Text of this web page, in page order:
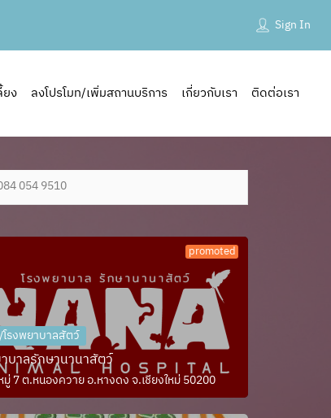
Sign In
ง ลงโปรโมท/เพิ่มสถานบริการ เกี่ยวกับเรา ติดต่อเรา
054 9510
promoted
รงพยาบาลสัตว์
บาลรักษานานาสัตว์
7 ต.หนองควาย อ.หางดง จ.เชียงใหม่ 50200